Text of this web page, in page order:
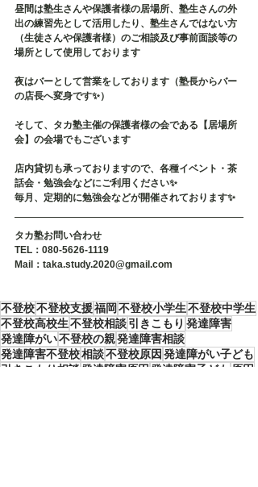
昼間は塾生さんや保護者様の居場所、塾生さんの外
出の練習先として活用したり、塾生さんではない方
（生徒さんや保護者様）のご相談及び事前面談等の
場所として使用しております
夜はバーとして営業をしております（塾長からバー
の店長へ変身です✨）
そして、タカ塾主催の保護者様の会である【居場所
会】の会場でもございます
店内貸切も承っておりますので、各種イベント・茶
話会・勉強会などにご利用ください✨
毎月、定期的に勉強会などが開催されております✨
タカ塾お問い合わせ
TEL：080-5626-1119
Mail：taka.study.2020@gmail.com
不登校不登校支援福岡不登校小学生不登校中学生
不登校高校生不登校相談引きこもり 発達障害
発達障がい不登校の親発達障害相談
発達障害不登校相談不登校原因発達障がい子ども
引きこもり相談 発達障害原因 発達障害子ども
原因